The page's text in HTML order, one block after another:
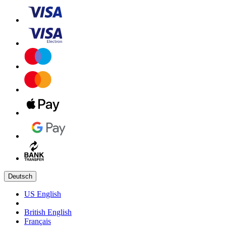
Deutsch
US English
British English
Français